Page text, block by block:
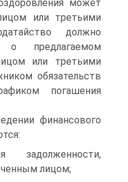
может
или третьими
должно
о предлагаемом
или третьими
обязательств
погашения
финансового
задолженности,
лицом;